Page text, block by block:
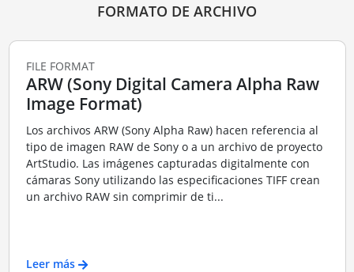
FORMATO DE ARCHIVO
FILE FORMAT
ARW (Sony Digital Camera Alpha Raw
Image Format)
Los archivos ARW (Sony Alpha Raw) hacen referencia al
tipo de imagen RAW de Sony o a un archivo de proyecto
ArtStudio. Las imágenes capturadas digitalmente con
cámaras Sony utilizando las especificaciones TIFF crean
un archivo RAW sin comprimir de ti...
Leer más